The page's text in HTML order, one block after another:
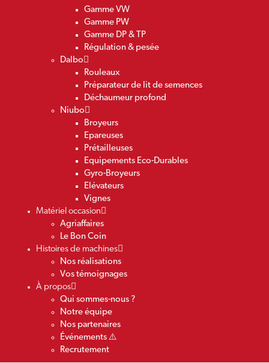
Gamme VW
Gamme PW
Gamme DP & TP
Régulation & pesée
Dalbo
Rouleaux
Préparateur de lit de semences
Déchaumeur profond
Niubo
Broyeurs
Epareuses
Prétailleuses
Equipements Eco-Durables
Gyro-Broyeurs
Elévateurs
Vignes
Matériel occasion
Agriaffaires
Le Bon Coin
Histoires de machines
Nos réalisations
Vos témoignages
À propos
Qui sommes-nous ?
Notre équipe
Nos partenaires
Événements ⚠️
Recrutement